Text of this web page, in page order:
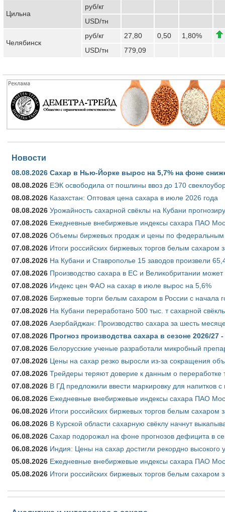
Цильна
руб/кг
USD/тн
Челябинск
руб/кг 27,80 0,50
1,80%
USD/тн
779,09
Новости
08.08.2026 Сахар в Нью-Йорке вырос на 5,7% на фоне
08.08.2026 ЕЭК освободила от пошлины ввоз до 170
08.08.2026 Казахстан: Оптовая цена сахара в июле 2026 года
08.08.2026 Урожайность сахарной свёклы на Кубани
07.08.2026 Ежедневные внебиржевые индексы сахара ПАО
07.08.2026 Объемы биржевых продаж и цены по федеральным
07.08.2026 Итоги российских биржевых торгов белым сахаром
07.08.2026 На Кубани и Ставрополье 15 заводов произвели
07.08.2026 Производство сахара в ЕС и Великобритании
07.08.2026 Индекс цен ФАО на сахар в июле вырос на 5,6%
07.08.2026 Биржевые торги белым сахаром в России с начала
07.08.2026 На Кубани переработано 500 тыс. т сахарной
07.08.2026 Азербайджан: Производство сахара за шесть
07.08.2026 Прогноз производства сахара в сезоне 2026/
07.08.2026 Белорусские ученые разработали микробный
07.08.2026 Цены на сахар резко выросли из-за сокращения
07.08.2026 Трейдеры теряют доверие к данным о переработке
07.08.2026 В ГД предложили ввести маркировку для напитков
06.08.2026 Ежедневные внебиржевые индексы сахара ПАО
06.08.2026 Итоги российских биржевых торгов белым сахаром
06.08.2026 В Курской области сахарную свёклу начнут
06.08.2026 Сахар подорожал на фоне прогнозов дефицита в
06.08.2026 Индия: Цены на сахар достигли рекордно высокого
05.08.2026 Ежедневные внебиржевые индексы сахара ПАО
05.08.2026 Итоги российских биржевых торгов белым сахаром